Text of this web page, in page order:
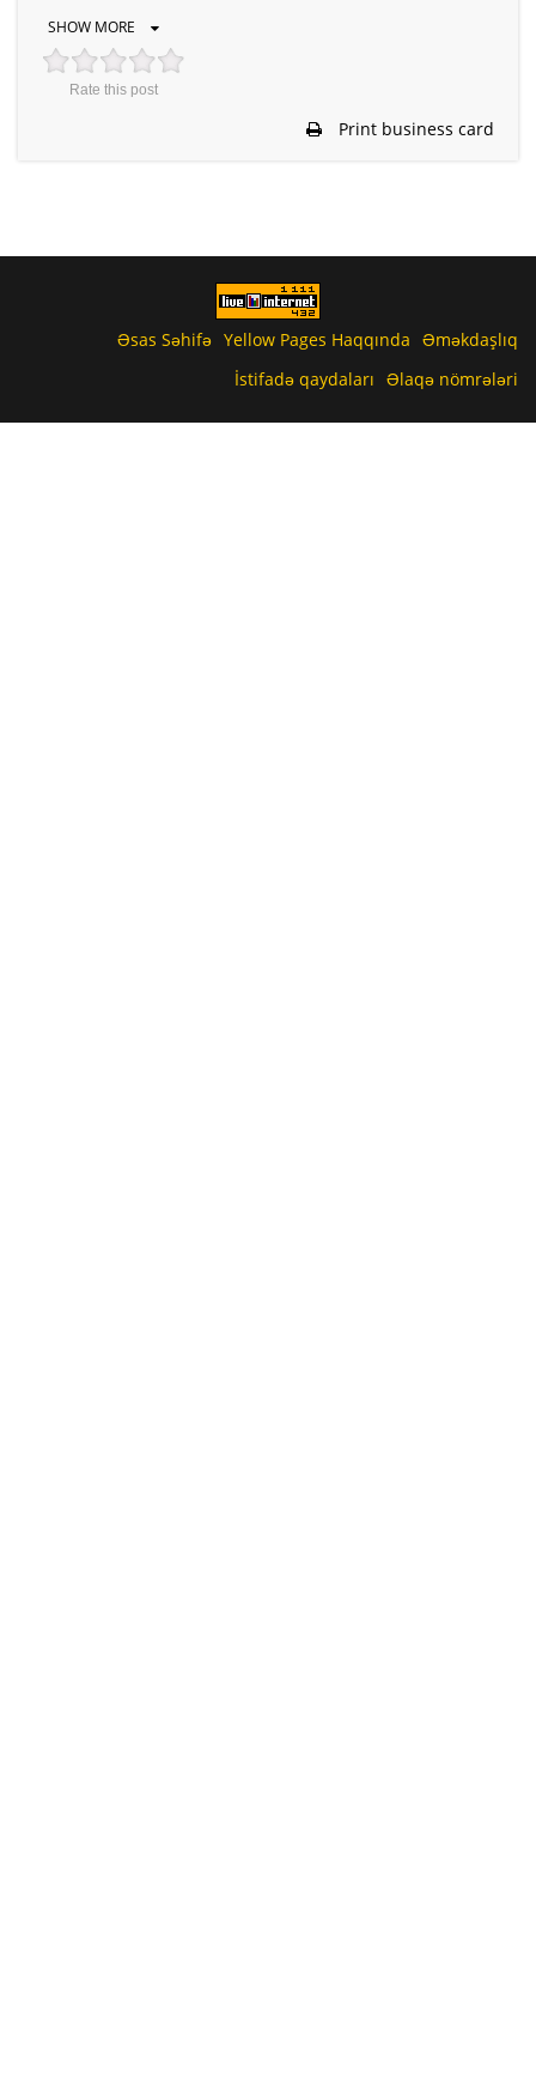
SHOW MORE
Rate this post
Print business card
Əsas Səhifə Yellow Pages Haqqında Əməkdaşlıq
İstifadə qaydaları Əlaqə nömrələri